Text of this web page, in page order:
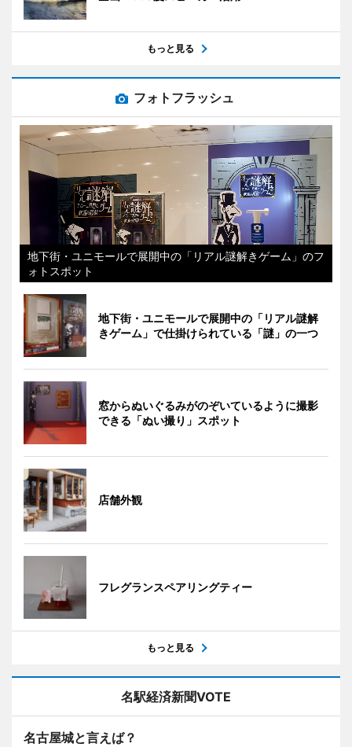
もっと見る
フォトフラッシュ
地下街・ユニモールで展開中の「リアル謎解きゲーム」のフ
ォトスポット
地下街・ユニモールで展開中の「リアル謎解
きゲーム」で仕掛けられている「謎」の一つ
窓からぬいぐるみがのぞいているように撮影
できる「ぬい撮り」スポット
店舗外観
フレグランスペアリングティー
もっと見る
名駅経済新聞VOTE
名古屋城と言えば？